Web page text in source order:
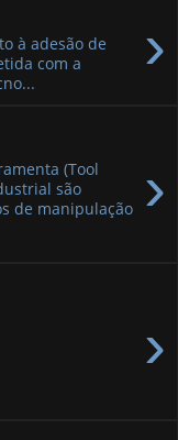
›
à adesão de
com a
›
(Tool
são
de manipulação
›